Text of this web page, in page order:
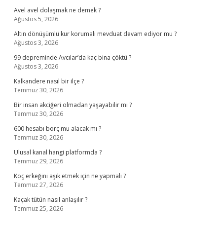
Avel avel dolaşmak ne demek ?
Ağustos 5, 2026
Altın dönüşümlü kur korumalı mevduat devam ediyor mu ?
Ağustos 3, 2026
99 depreminde Avcılar’da kaç bina çöktü ?
Ağustos 3, 2026
Kalkandere nasıl bir ilçe ?
Temmuz 30, 2026
Bir insan akciğeri olmadan yaşayabilir mi ?
Temmuz 30, 2026
600 hesabı borç mu alacak mı ?
Temmuz 30, 2026
Ulusal kanal hangi platformda ?
Temmuz 29, 2026
Koç erkeğini aşık etmek için ne yapmalı ?
Temmuz 27, 2026
Kaçak tütün nasıl anlaşılır ?
Temmuz 25, 2026